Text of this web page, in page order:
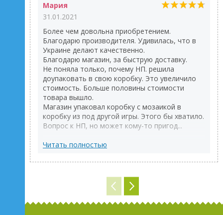
Мария
31.01.2021
Более чем довольна приобретением.
Благодарю производителя. Удивилась, что в
Украине делают качественно.
Благодарю магазин, за быструю доставку.
Не поняла только, почему НП. решила
доупаковать в свою коробку. Это увеличило
стоимость. Больше половины стоимости
товара вышло.
Магазин упаковал коробку с мозаикой в
коробку из под другой игры. Этого бы хватило.
Вопрос к НП, но может кому-то пригод...
Читать полностью